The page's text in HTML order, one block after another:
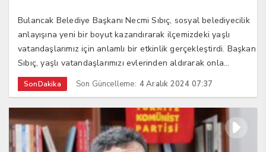
Bulancak Belediye Başkanı Necmi Sıbıç, sosyal belediyecilik
anlayışına yeni bir boyut kazandırarak ilçemizdeki yaşlı
vatandaşlarımız için anlamlı bir etkinlik gerçekleştirdi. Başkan
Sıbıç, yaşlı vatandaşlarımızı evlerinden aldırarak onla...
SonDakika Son Güncelleme: 4 Aralık 2024 07:37